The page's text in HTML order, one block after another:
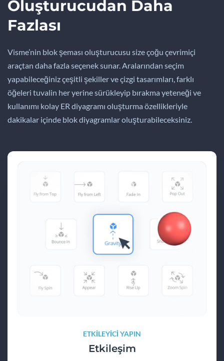
Oluşturucudan Daha
Fazlası
Visme’nin blok şeması oluşturucusu size çoğu çevrimiçi
araçtan daha fazla seçenek sunar. Aralarından seçim
yapabileceğiniz çeşitli şekiller ve çizgi tasarımları, farklı
öğeleri tuvalin her yerine sürükleyip bırakma yeteneği ve
kullanımı kolay ER diyagramı oluşturma özellikleriyle
dakikalar içinde blok diyagramlar oluşturabileceksiniz.
ETKİLEYİCİ YAPIN
Etkileşim